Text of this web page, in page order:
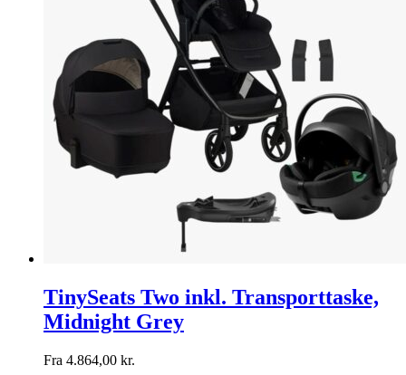
TinySeats Two inkl. Transporttaske,
Midnight Grey
Fra 4.864,00 kr.